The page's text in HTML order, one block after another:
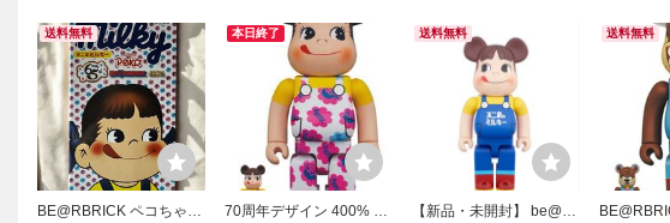
送料無料
BE@RBRICK ペコちゃん
本日終了
70周年デザイン 400% &
送料無料
【新品・未開封】 be@rbr
送料無料